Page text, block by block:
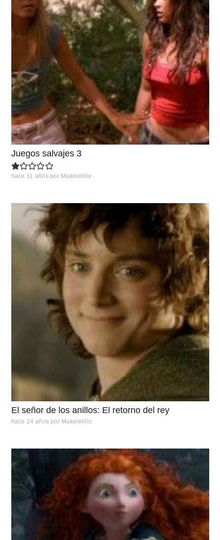
Juegos salvajes 3
hace 11 años por Makelelillo
El señor de los anillos: El retorno del rey
hace 14 años por Makelelillo